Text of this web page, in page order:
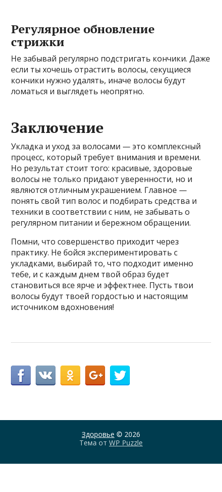
Регулярное обновление
стрижки
Не забывай регулярно подстригать кончики. Даже
если ты хочешь отрастить волосы, секущиеся
кончики нужно удалять, иначе волосы будут
ломаться и выглядеть неопрятно.
Заключение
Укладка и уход за волосами — это комплексный
процесс, который требует внимания и времени.
Но результат стоит того: красивые, здоровые
волосы не только придают уверенности, но и
являются отличным украшением. Главное —
понять свой тип волос и подбирать средства и
техники в соответствии с ним, не забывать о
регулярном питании и бережном обращении.
Помни, что совершенство приходит через
практику. Не бойся экспериментировать с
укладками, выбирай то, что подходит именно
тебе, и с каждым днем твой образ будет
становиться все ярче и эффектнее. Пусть твои
волосы будут твоей гордостью и настоящим
источником вдохновения!
Здоровье © 2026
Тема от WP Puzzle